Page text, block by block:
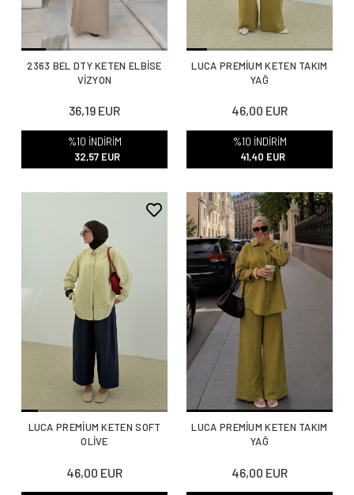
2363 BEL DTY KETEN ELBİSE
VİZYON
36,19 EUR
%10 İNDİRİM
32,57 EUR
LUCA PREMİUM KETEN TAKIM
YAĞ
46,00 EUR
%10 İNDİRİM
41,40 EUR
LUCA PREMİUM KETEN SOFT
OLİVE
46,00 EUR
LUCA PREMİUM KETEN TAKIM
YAĞ
46,00 EUR